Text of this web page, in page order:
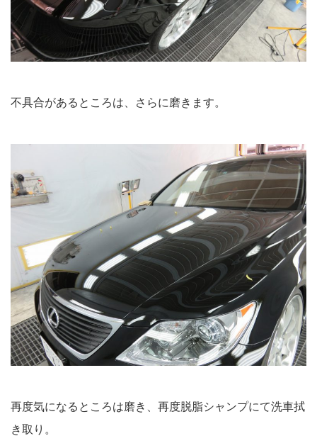
不具合があるところは、さらに磨きます。
再度気になるところは磨き、再度脱脂シャンプにて洗車拭
き取り。